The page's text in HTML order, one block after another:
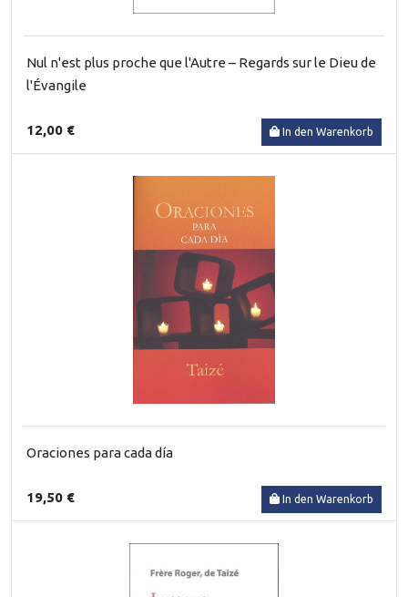
Nul n'est plus proche que l'Autre – Regards sur le Dieu de
l'Évangile
12,00 € In den Warenkorb
Oraciones para cada día
19,50 € In den Warenkorb